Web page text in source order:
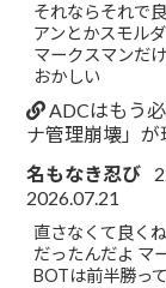
それならそれで
アンとかスモル
マークスマンだ
おかしい
ADCはもう
ナ管理崩壊」
名もなき忍び
2026.07.21
直さなくて良く
だったんだよ マ
BOTは前半勝っ